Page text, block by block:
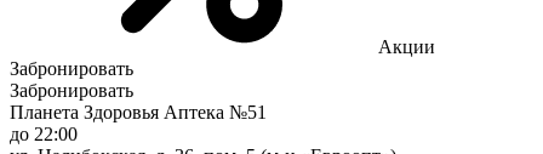
Акции
Забронировать
Забронировать
Планета Здоровья Аптека №51
до 22:00